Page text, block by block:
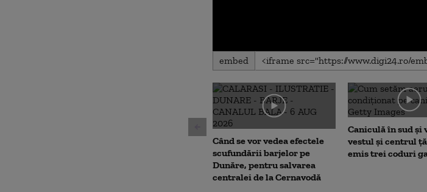
0
seconds
0
secondsVolume
90%
embed
Când se vor vedea efectele
scufundării barjelor pe
Dunăre, pentru salvarea
centralei de la Cernavodă
Caniculă în sud
vestul și centrul
emis trei coduri